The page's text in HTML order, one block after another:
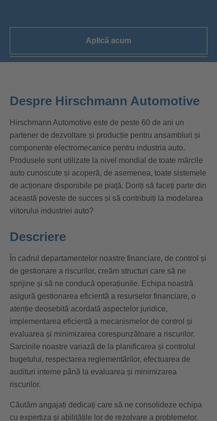
Aplică acum
Despre Hirschmann Automotive
Hirschmann Automotive este de peste 60 de ani un
partener de dezvoltare și producție pentru ansambluri și
componente electromecanice pentru industria auto.
Produsele sunt utilizate la nivel mondial de toate mărcile
auto cunoscute și acoperă, de asemenea, toate sistemele
de acționare disponibile pe piață. Doriți să faceți parte din
această poveste de succes și să contribuiți la modelarea
viitorului industriei auto?
Descriere
În cadrul departamentelor noastre financiare, de control și
de gestionare a riscurilor, creăm structuri care să ne
sprijine și să ne conducă operațiunile. Echipa noastră
asigură gestionarea eficientă a resurselor financiare, o
atenție deosebită acordată aspectelor juridice,
implementarea eficientă a mecanismelor de control și
evaluarea și minimizarea corespunzătoare a riscurilor.
Sarcinile noastre variază de la planificarea și controlul
bugetului, respectarea reglementărilor, efectuarea de
audituri interne până la evaluarea și minimizarea
riscurilor.
Căutăm angajați dedicați care să ne consolideze echipa
cu expertiza și abilitățile lor de rezolvare a problemelor.